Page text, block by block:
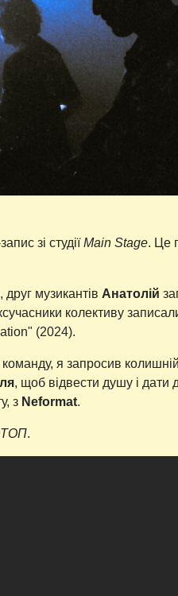
зі студіїMain Stage. Це
музикантів Анатолій
колективу
(2024).
я запросив
, щоб відвести душу і
з Neformat.
.